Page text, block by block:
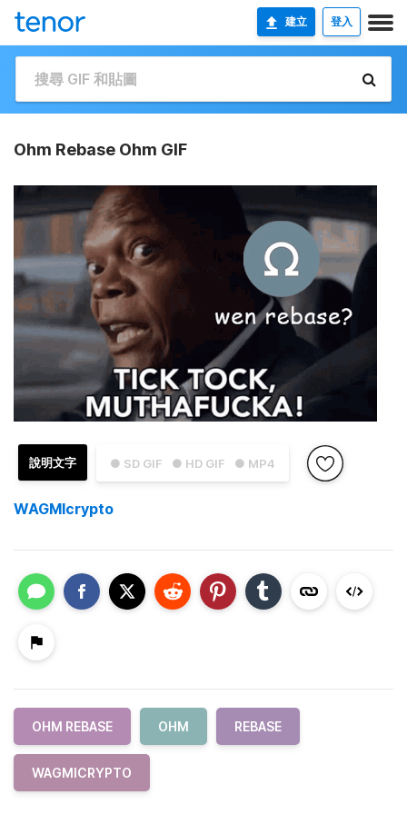
建立 登入
Ohm Rebase Ohm GIF
● SD GIF ● HD GIF ● MP4
說明文字
WAGMIcrypto
OHM REBASE OHM REBASE
WAGMICRYPTO